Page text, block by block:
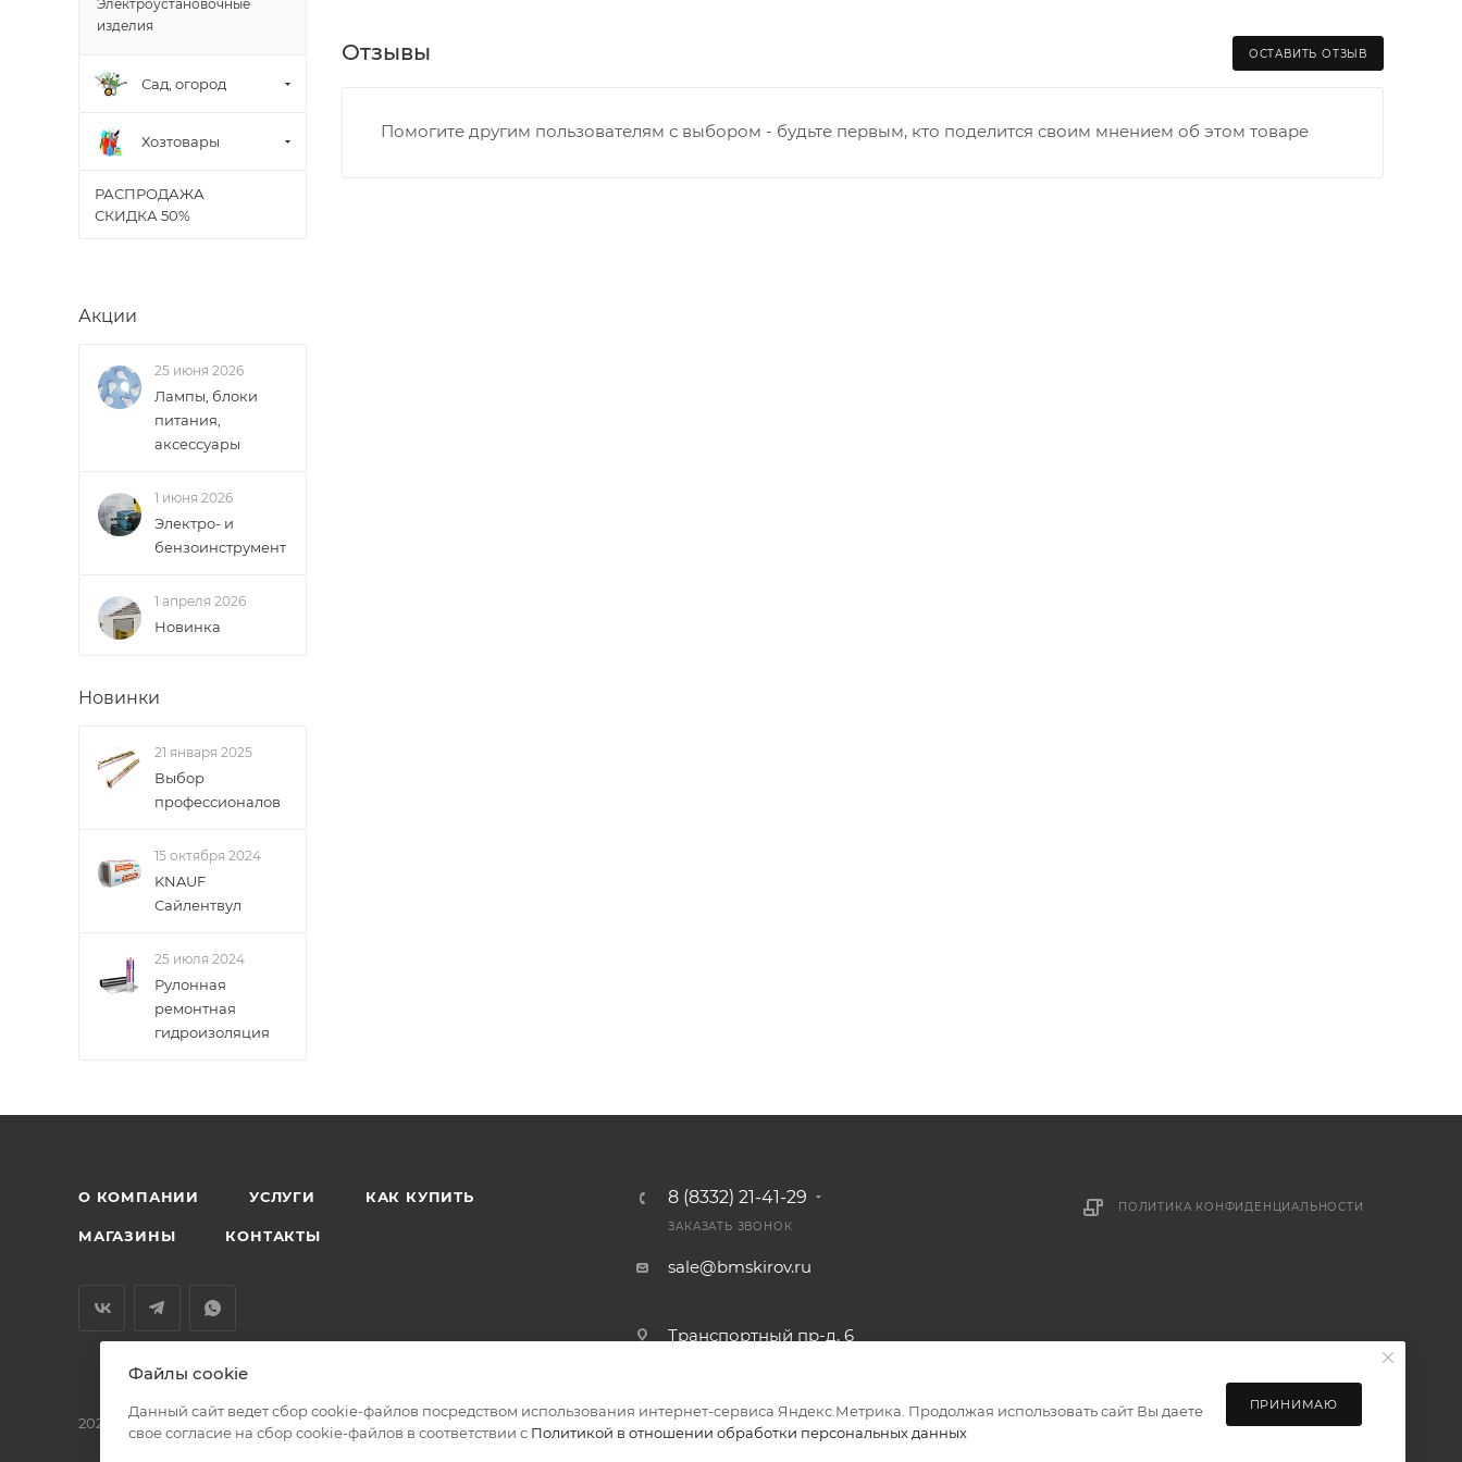
• Производственная - Потребкооперации
• Щорса – Ульяновская
Отзывы ОСТАВИТЬ ОТЗЫВ
Помогите другим пользователям с выбором - будьте первым, кто поделится своим мнением об этом товаре
Электроустановочные
изделия
Сад, огород
Хозтовары
РАСПРОДАЖА
СКИДКА 50%
Акции
25 июня 2026
Лампы, блоки
питания,
аксессуары
1 июня 2026
Электро- и
бензоинструмент
1 апреля 2026
Новинка
Новинки
21 января 2025
Выбор
профессионалов
15 октября 2024
KNAUF
Сайлентвул
25 июля 2024
Рулонная
ремонтная
гидроизоляция
О КОМПАНИИ УСЛУГИ КАК КУПИТЬ
МАГАЗИНЫ КОНТАКТЫ
8 (8332) 21-41-29
ЗАКАЗАТЬ ЗВОНОК
sale@bmskirov.ru
Транспортный пр-д, 6
ПОЛИТИКА КОНФИДЕНЦИАЛЬНОСТИ
2026 © БМС - Магазин строительных и отделочных материалов
Файлы cookie
Данный сайт ведет сбор cookie-файлов посредством использования интернет-сервиса Яндекс.Метрика. Продолжая использовать сайт Вы даете
свое согласие на сбор cookie-файлов в соответствии с Политикой в отношении обработки персональных данных
ПРИНИМАЮ